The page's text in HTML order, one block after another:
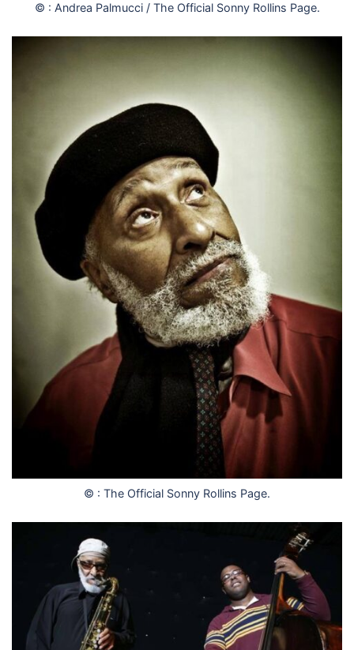
© : Andrea Palmucci / The Official Sonny Rollins Page.
© : The Official Sonny Rollins Page.